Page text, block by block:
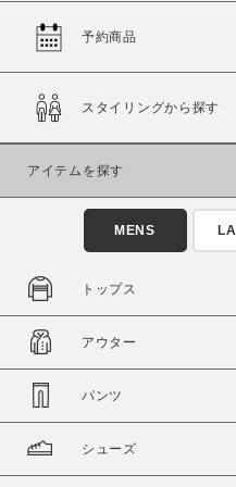
予約商品
スタイリングから探す
アイテムを探す
MENS
トップス
アウター
パンツ
シューズ